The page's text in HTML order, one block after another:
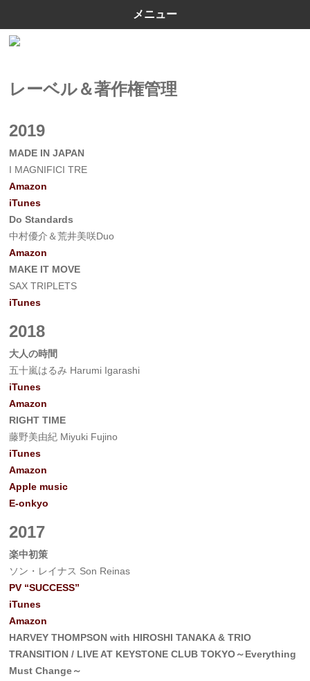
メニュー
レーベル＆著作権管理
2019
MADE IN JAPAN
I MAGNIFICI TRE
Amazon
iTunes
Do Standards
中村優介＆荒井美咲Duo
Amazon
MAKE IT MOVE
SAX TRIPLETS
iTunes
2018
大人の時間
五十嵐はるみ Harumi Igarashi
iTunes
Amazon
RIGHT TIME
藤野美由紀 Miyuki Fujino
iTunes
Amazon
Apple music
E-onkyo
2017
楽中初策
ソン・レイナス Son Reinas
PV “SUCCESS”
iTunes
Amazon
HARVEY THOMPSON with HIROSHI TANAKA & TRIO
TRANSITION / LIVE AT KEYSTONE CLUB TOKYO～Everything
Must Change～